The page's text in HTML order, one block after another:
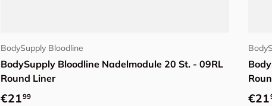
BodySupply Bloodline
BodySupply Bloodline Nadelmodule 20 St. - 09RL
Round Liner
Normaler Preis
€2199 €21